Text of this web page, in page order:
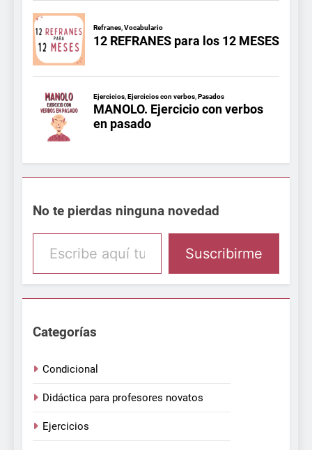
No te pierdas ninguna novedad
Escribe aquí tu email
Suscribirme
Categorías
Condicional
Didáctica para profesores novatos
Ejercicios